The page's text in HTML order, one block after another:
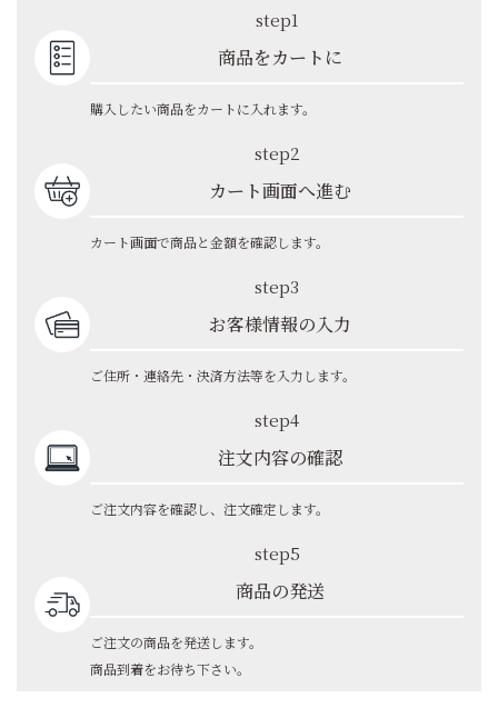
step1
商品をカートに
購入したい商品をカートに入れます。
step2
カート画面へ進む
カート画面で商品と金額を確認します。
step3
お客様情報の入力
ご住所・連絡先・決済方法等を入力します。
step4
注文内容の確認
ご注文内容を確認し、注文確定します。
step5
商品の発送
ご注文の商品を発送します。
商品到着をお待ち下さい。